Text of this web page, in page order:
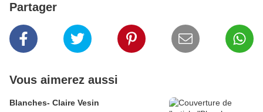
Partager
Vous aimerez aussi
Blanches- Claire Vesin